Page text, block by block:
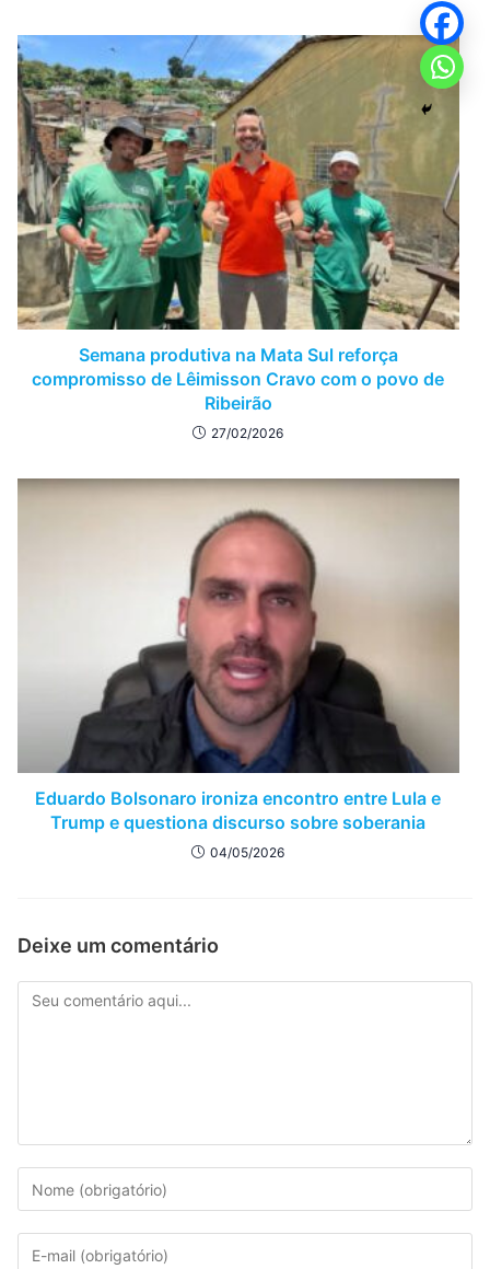
Semana produtiva na Mata Sul reforça
compromisso de Lêimisson Cravo com o povo de
Ribeirão
27/02/2026
Eduardo Bolsonaro ironiza encontro entre Lula e
Trump e questiona discurso sobre soberania
04/05/2026
Deixe um comentário